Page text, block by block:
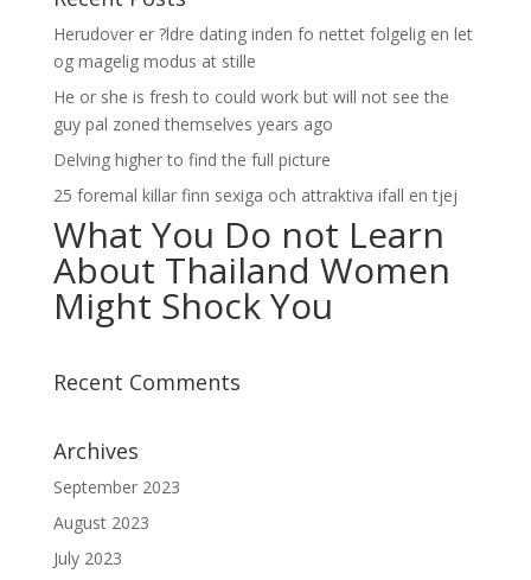
Herudover er ?ldre dating inden fo nettet folgelig en let
og magelig modus at stille
He or she is fresh to could work but will not see the
guy pal zoned themselves years ago
Delving higher to find the full picture
25 foremal killar finn sexiga och attraktiva ifall en tjej
What You Do not Learn
About Thailand Women
Might Shock You
Recent Comments
Archives
September 2023
August 2023
July 2023